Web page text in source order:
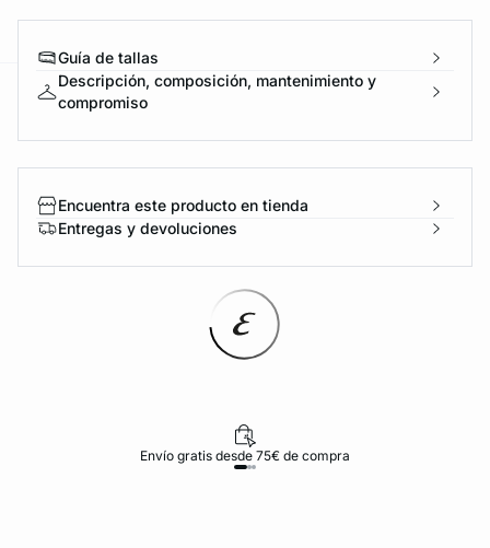
Guía de tallas
Descripción, composición, mantenimiento y
compromiso
Encuentra este producto en tienda
Entregas y devoluciones
Envío gratis desde 75€ de compra